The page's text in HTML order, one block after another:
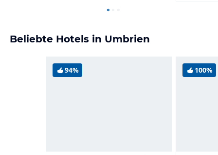
Beliebte Hotels in Umbrien
94% 100%